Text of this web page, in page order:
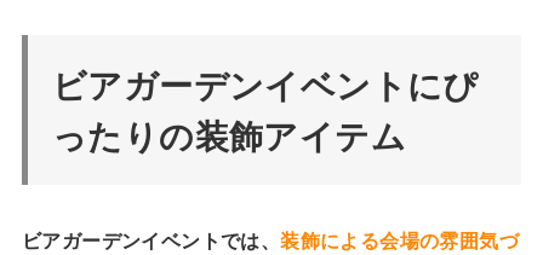
ビアガーデンイベントにぴ
ったりの装飾アイテム
ビアガーデンイベントでは、装飾による会場の雰囲気づ